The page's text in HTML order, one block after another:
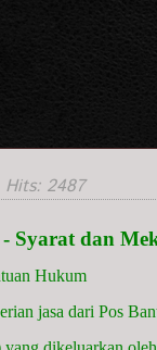
Hits: 2487
Syarat dan
Hukum
jasa dari Pos